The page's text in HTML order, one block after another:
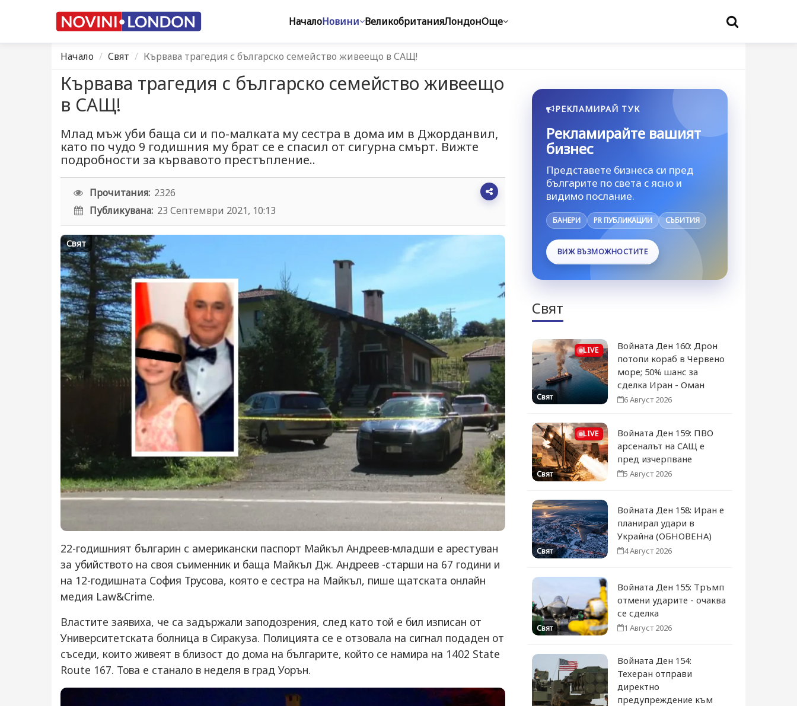
НачалоНовини ВеликобританияЛондонОще
Начало Свят Кървава трагедия с българско семейство живеещо в САЩ!
Кървава трагедия с българско семейство живеещо
в САЩ!
Млад мъж уби баща си и по-малката му сестра в дома им в Джорданвил,
като по чудо 9 годишния му брат се е спасил от сигурна смърт. Вижте
подробности за кървавото престъпление..
Прочитания: 2326
Публикувана: 23 Септември 2021, 10:13
Свят
22-годишният българин с американски паспорт Майкъл Андреев-младши е арестуван
за убийството на своя съименник и баща Майкъл Дж. Андреев -старши на 67 години и
на 12-годишната София Трусова, която е сестра на Майкъл, пише щатската онлайн
медия Law&Crime.
Властите заявиха, че са задържали заподозрения, след като той е бил изписан от
Университетската болница в Сиракуза. Полицията се е отзовала на сигнал подаден от
съседи, които живеят в близост до дома на българите, който се намира на 1402 State
Route 167. Това е станало в неделя в град Уорън.
РЕКЛАМИРАЙ ТУК
Рекламирайте вашият
бизнес
Представете бизнеса си пред
българите по света с ясно и
видимо послание.
БАНЕРИ PR ПУБЛИКАЦИИ СЪБИТИЯ
ВИЖ ВЪЗМОЖНОСТИТЕ
Свят
LIVE
Свят
Войната Ден 160: Дрон
потопи кораб в Червено
море; 50% шанс за
сделка Иран - Оман
6 Август 2026
LIVE
Свят
Войната Ден 159: ПВО
арсеналът на САЩ е
пред изчерпване
5 Август 2026
Свят
Войната Ден 158: Иран е
планирал удари в
Украйна (ОБНОВЕНА)
4 Август 2026
Свят
Войната Ден 155: Тръмп
отмени ударите - очаква
се сделка
1 Август 2026
Войната Ден 154:
Техеран отправи
директно
предупреждение към